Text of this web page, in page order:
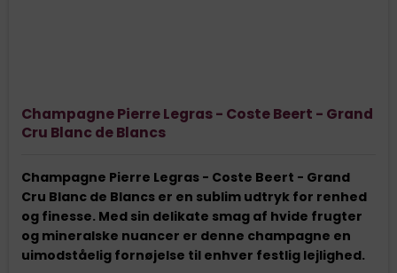
Champagne Pierre Legras - Coste Beert - Grand
Cru Blanc de Blancs
Champagne Pierre Legras - Coste Beert - Grand
Cru Blanc de Blancs er en sublim udtryk for renhed
og finesse. Med sin delikate smag af hvide frugter
og mineralske nuancer er denne champagne en
uimodståelig fornøjelse til enhver festlig lejlighed.